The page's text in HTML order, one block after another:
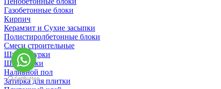
Газобетонные блоки
Кирпич
Керамзит и Сухие засыпки
Полистиролбетонные блоки
Смеси строительные
Штукартурки
Шпаклевки
Наливной пол
Затирка для плитки